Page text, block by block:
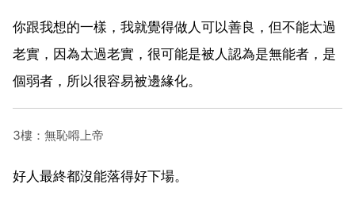
你跟我想的一樣，我就覺得做人可以善良，但不能太過
老實，因為太過老實，很可能是被人認為是無能者，是
個弱者，所以很容易被邊緣化。
3樓：無恥嘚上帝
好人最終都沒能落得好下場。